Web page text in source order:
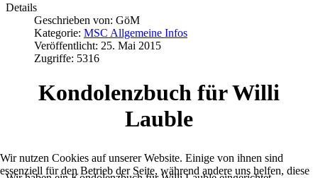
Details
Geschrieben von: GöM
Kategorie: MSC Allgemeine Infos
Veröffentlicht: 25. Mai 2015
Zugriffe: 5316
Kondolenzbuch für Willi
Lauble
Wir nutzen Cookies auf unserer Website. Einige von ihnen sind
essenziell für den Betrieb der Seite, während andere uns helfen, diese